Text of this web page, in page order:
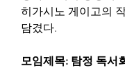
히가시노 게이고의
담겼다.
모임제목: 탐정 독서